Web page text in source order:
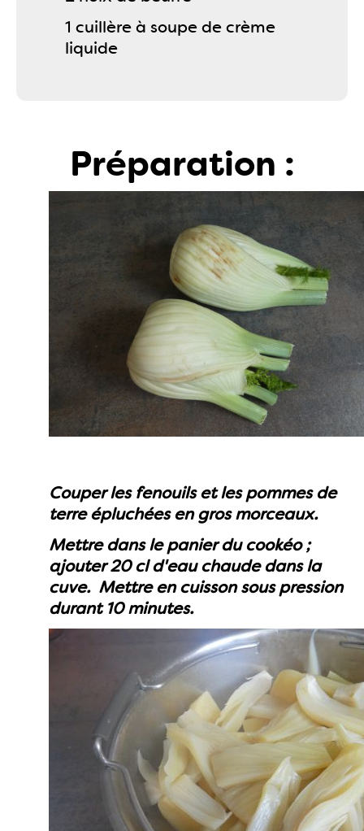
1 cuillère à soupe de crème
liquide
Préparation :
Couper les fenouils et les pommes de
terre épluchées en gros morceaux.
Mettre dans le panier du cookéo ;
ajouter 20 cl d'eau chaude dans la
cuve. Mettre en cuisson sous pression
durant 10 minutes.